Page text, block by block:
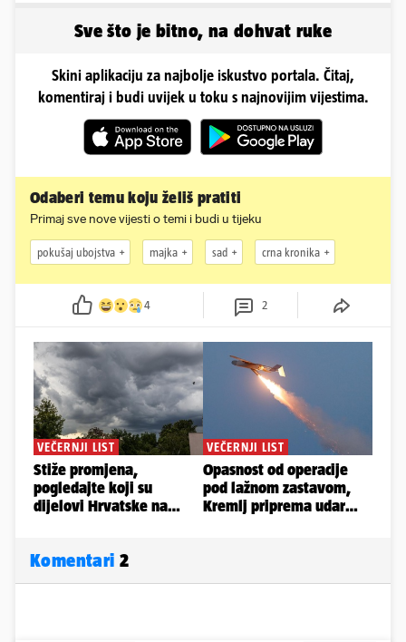
Sve što je bitno, na dohvat ruke
Skini aplikaciju za najbolje iskustvo portala. Čitaj,
komentiraj i budi uvijek u toku s najnovijim vijestima.
Odaberi temu koju želiš pratiti
Primaj sve nove vijesti o temi i budi u tijeku
pokušaj ubojstva majka sad crna kronika
4 2
Komentari 2